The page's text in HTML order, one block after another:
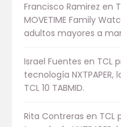
Francisco Ramirez en
MOVETIME Family
adultos mayores a
Israel Fuentes en TCL
tecnología NXTPAPER,
TCL 10 TABMID.
Rita Contreras en TCL